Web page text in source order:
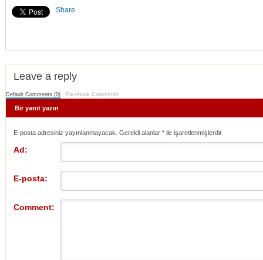
Share
Leave a reply
Default Comments (0) Facebook Comments
Bir yanıt yazın
E-posta adresiniz yayınlanmayacak. Gerekli alanlar * ile işaretlenmişlerdir
Ad:
E-posta:
Comment: